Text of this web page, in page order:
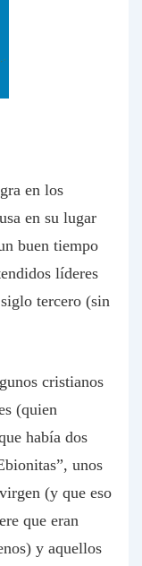
en los
en su lugar
buen tiempo
líderes
tercero (sin
cristianos
(quien
había dos
unos
(y que eso
que eran
y aquellos